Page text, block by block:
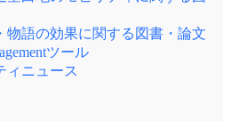
物語の効果に関する図書・論文
ツール
ィニュース